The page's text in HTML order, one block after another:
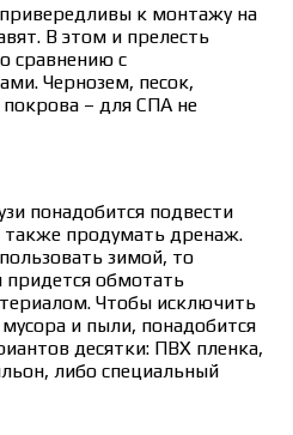
к монтажу на
В этом и прелесть
сравнению с
Чернозем, песок,
– для СПА не
понадобится подвести
также продумать дренаж.
зимой, то
придется обмотать
Чтобы исключить
и пыли, понадобится
десятки: ПВХ пленка,
либо специальный